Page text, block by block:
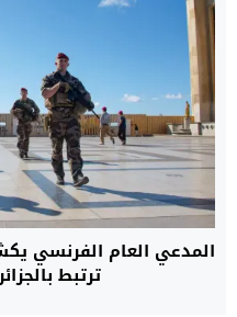
ترتبط